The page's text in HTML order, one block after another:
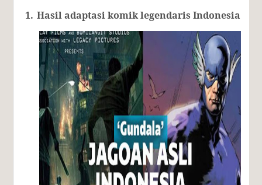
1. Hasil adaptasi komik legendaris Indonesia